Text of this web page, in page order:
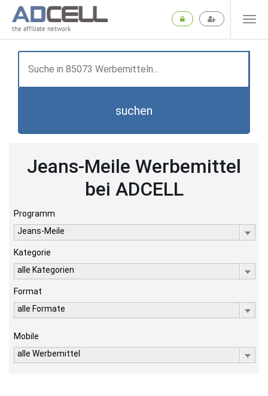
the affiliate network
suchen
Jeans-Meile Werbemittel
bei ADCELL
Programm
Jeans-Meile
Kategorie
alle Kategorien
Format
alle Formate
Mobile
alle Werbemittel